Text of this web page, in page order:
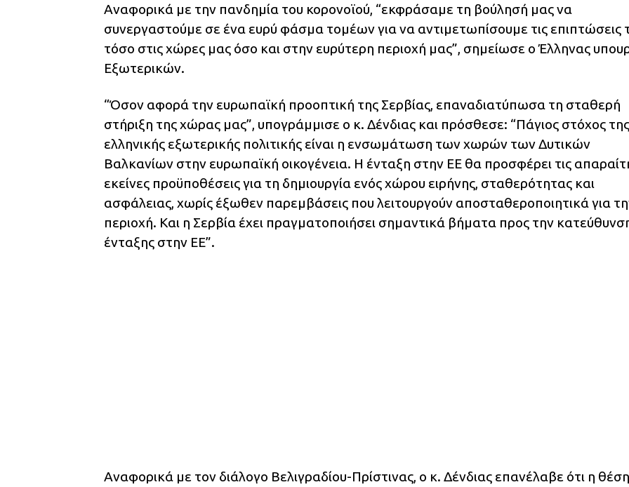
Αναφορικά με την πανδημία του κορονοϊού, “εκφράσαμε τη βούλησή μας να
συνεργαστούμε σε ένα ευρύ φάσμα τομέων για να αντιμετωπίσουμε τις επιπτώσεις
τόσο στις χώρες μας όσο και στην ευρύτερη περιοχή μας”, σημείωσε ο Έλληνας
Εξωτερικών.
“Όσον αφορά την ευρωπαϊκή προοπτική της Σερβίας, επαναδιατύπωσα τη σταθερή
στήριξη της χώρας μας”, υπογράμμισε ο κ. Δένδιας και πρόσθεσε: “Πάγιος στόχος της
ελληνικής εξωτερικής πολιτικής είναι η ενσωμάτωση των χωρών των Δυτικών
Βαλκανίων στην ευρωπαϊκή οικογένεια. Η ένταξη στην ΕΕ θα προσφέρει τις
εκείνες προϋποθέσεις για τη δημιουργία ενός χώρου ειρήνης, σταθερότητας και
ασφάλειας, χωρίς έξωθεν παρεμβάσεις που λειτουργούν αποσταθεροποιητικά για
περιοχή. Και η Σερβία έχει πραγματοποιήσει σημαντικά βήματα προς την
ένταξης στην ΕΕ”.
Αναφορικά με τον διάλογο Βελιγραδίου-Πρίστινας, ο κ. Δένδιας επανέλαβε ότι η